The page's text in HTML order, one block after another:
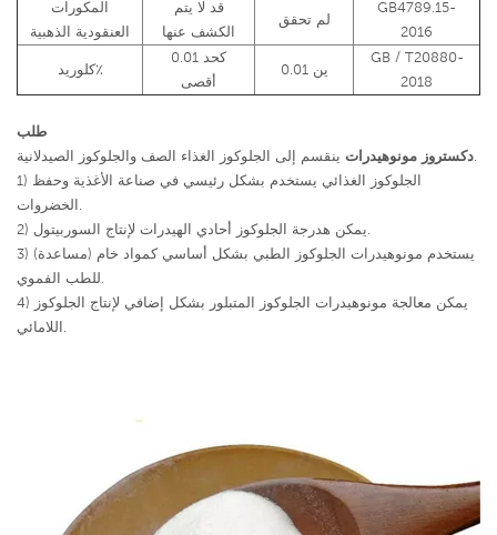
المكورات
العنقودية الذهبية
قد لا يتم
الكشف عنها
لم تحقق
GB4789.15-
2016
كلوريد٪
0.01 كحد
أقصى
0.01 ين
GB / T20880-
2018
طلب
دكستروز مونوهيدراتينقسم إلى الجلوكوز الغذاء الصف والجلوكوز الصيدلانية.
1) الجلوكوز الغذائي يستخدم بشكل رئيسي في صناعة الأغذية وحفظ
الخضروات.
2) يمكن هدرجة الجلوكوز أحادي الهيدرات لإنتاج السوربيتول.
3) يستخدم مونوهيدرات الجلوكوز الطبي بشكل أساسي كمواد خام (مساعدة)
للطب الفموي.
4) يمكن معالجة مونوهيدرات الجلوكوز المتبلور بشكل إضافي لإنتاج الجلوكوز
اللامائي.